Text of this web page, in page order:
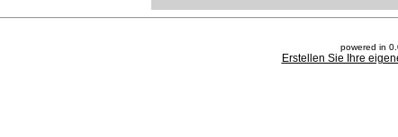
powered in
Erstellen Sie Ihre